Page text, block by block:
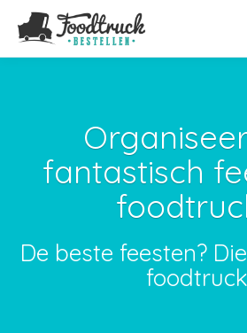
fantastisch
De beste feesten?